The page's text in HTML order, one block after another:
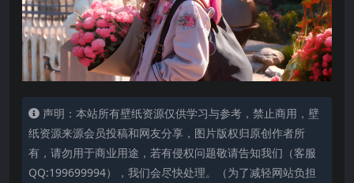
声明：本站所有壁纸资源仅供学习与参考，禁止商用，壁
纸资源来源会员投稿和网友分享，图片版权归原创作者所
有，请勿用于商业用途，若有侵权问题敬请告知我们（客服
QQ:199699994），我们会尽快处理。（为了减轻网站负担